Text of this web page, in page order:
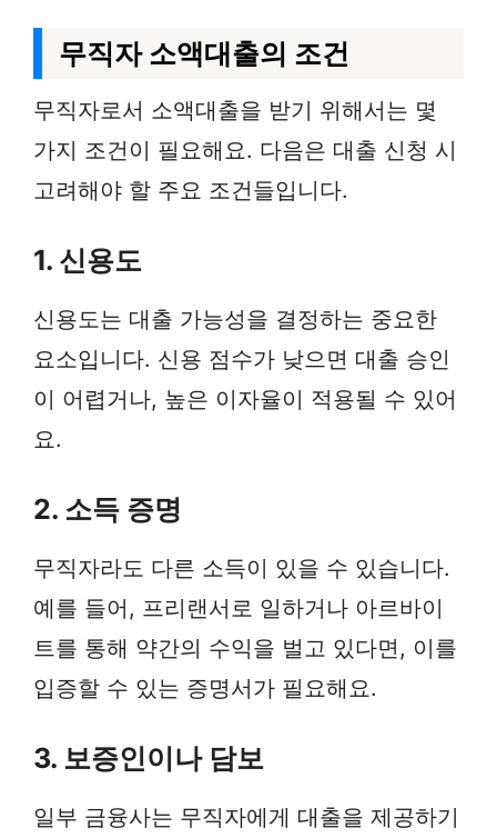
무직자 소액대출의 조건
무직자로서 소액대출을 받기 위해서는 몇
가지 조건이 필요해요. 다음은 대출 신청 시
고려해야 할 주요 조건들입니다.
1. 신용도
신용도는 대출 가능성을 결정하는 중요한
요소입니다. 신용 점수가 낮으면 대출 승인
이 어렵거나, 높은 이자율이 적용될 수 있어
요.
2. 소득 증명
무직자라도 다른 소득이 있을 수 있습니다.
예를 들어, 프리랜서로 일하거나 아르바이
트를 통해 약간의 수익을 벌고 있다면, 이를
입증할 수 있는 증명서가 필요해요.
3. 보증인이나 담보
일부 금융사는 무직자에게 대출을 제공하기